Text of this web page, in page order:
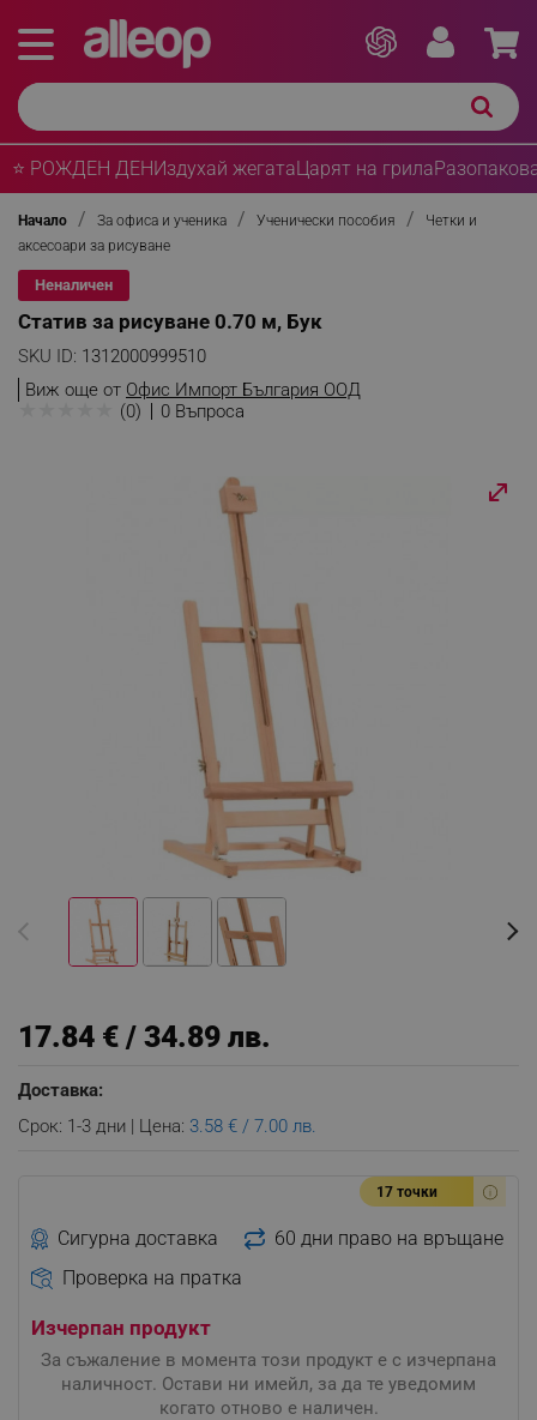
⭐ РОЖДЕН ДЕНИздухай жегатаЦарят на грила
Начало За офиса и ученика Ученически пособия
Четки и
аксесоари за рисуване
Неналичен
Статив за рисуване 0.70 м, Бук
SKU ID: 1312000999510
Виж още от Офис Импорт България ООД
★ (0) 0 Въпроса
17.84 € / 34.89 лв.
Доставка:
Срок: 1-3 дни | Цена: 3.58 € / 7.00 лв.
17 точки
Сигурна доставка
60 дни право на връщане
Проверка на пратка
Изчерпан продукт
За съжаление в момента този продукт е с изчерпана
наличност. Остави ни имейл, за да те уведомим
когато отново е наличен.